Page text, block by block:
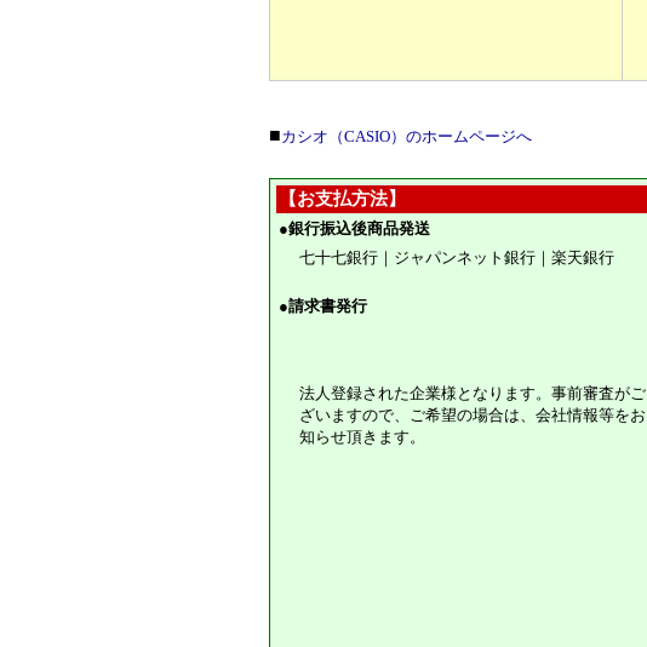
■カシオ（CASIO）のホームページへ
【お支払方法】
●銀行振込後商品発送
七十七銀行｜ジャパンネット銀行｜楽天銀行
●請求書発行
法人登録された企業様となります。事前審査がご
ざいますので、ご希望の場合は、会社情報等をお
知らせ頂きます。